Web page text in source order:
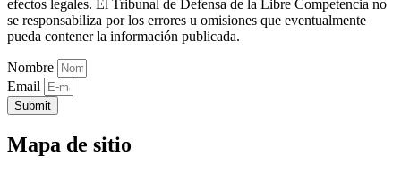
efectos legales. El Tribunal de Defensa de la Libre Competencia no
se responsabiliza por los errores u omisiones que eventualmente
pueda contener la información publicada.
Nombre
Email
Submit
Mapa de sitio